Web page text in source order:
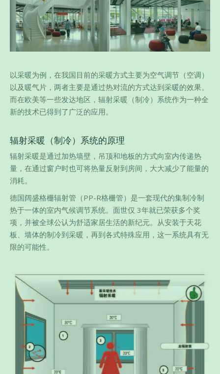
以采暖为例，在我国目前的采暖方式主要为空气调节（空调）
以及暖气片，两者主要是通过热对流的方式达到采暖的效果。
而在欧美等一些发达地区，辐射采暖（制冷）系统作为一种全
新的技术已得到了广泛的应用。
辐射采暖（制冷）系统的原理
辐射采暖是通过加热墙壁，吊顶和地板的方式向室内传递热
量，在通过窗户时也可将热量反射到房间，大大减少了能量的
消耗。
德国阔盛格栅辐射管（PP-R格栅管）是一套现代的集制冷制
热于一体的室内气候调节系统。面世仅 3年就已荣获多个奖
项，并被全球公认为舒适家居生活的新纪元。从安装于天花
板、墙体的制冷到采暖，再到各式特殊应用，这一系统具有无
限的可能性。